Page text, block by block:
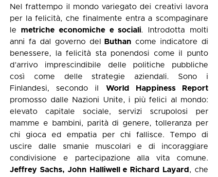
Nel frattempo il mondo variegato dei creativi lavora
per la felicità, che finalmente entra a scompaginare
le metriche economiche e sociali. Introdotta molti
anni fa dal governo del
Buthan come indicatore di
benessere, la felicità sta ponendosi come il punto
d’arrivo imprescindibile delle politiche pubbliche
così come delle strategie aziendali. Sono i
Finlandesi, secondo il World Happiness Report
promosso dalle Nazioni Unite, i più felici al mondo:
elevato capitale sociale, servizi scrupolosi per
mamme e bambini, parità di genere, tolleranza per
chi gioca ed empatia per chi fallisce. Tempo di
uscire dalle smanie muscolari e di incoraggiare
condivisione e partecipazione alla vita comune.
Jeffrey Sachs, John Halliwell e Richard Layard , che